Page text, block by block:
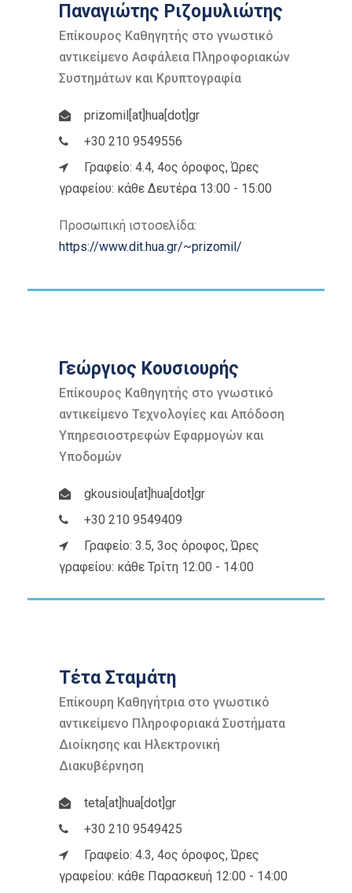
Παναγιώτης Ριζομυλιώτης
Επίκουρος Καθηγητής στο γνωστικό
αντικείμενο Ασφάλεια Πληροφοριακών
Συστημάτων και Κρυπτογραφία
prizomil[at]hua[dot]gr
+30 210 9549556
Γραφείο: 4.4, 4ος όροφος, Ώρες
γραφείου: κάθε Δευτέρα 13:00 - 15:00
Προσωπική ιστοσελίδα:
https://www.dit.hua.gr/~prizomil/
Γεώργιος Κουσιουρής
Επίκουρος Καθηγητής στο γνωστικό
αντικείμενο Τεχνολογίες και Απόδοση
Υπηρεσιοστρεφών Εφαρμογών και
Υποδομών
gkousiou[at]hua[dot]gr
+30 210 9549409
Γραφείο: 3.5, 3ος όροφος, Ώρες
γραφείου: κάθε Τρίτη 12:00 - 14:00
Τέτα Σταμάτη
Επίκουρη Καθηγήτρια στο γνωστικό
αντικείμενο Πληροφοριακά Συστήματα
Διοίκησης και Ηλεκτρονική
Διακυβέρνηση
teta[at]hua[dot]gr
+30 210 9549425
Γραφείο: 4.3, 4ος όροφος, Ώρες
γραφείου: κάθε Παρασκευή 12:00 - 14:00